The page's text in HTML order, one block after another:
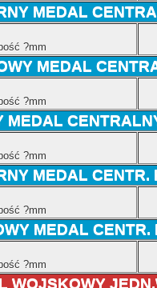
MEDAL
?mm
MEDAL
?mm
MEDAL
?mm
MEDAL CENTR.
?mm
MEDAL CENTR.
?mm
WOJSKOWY